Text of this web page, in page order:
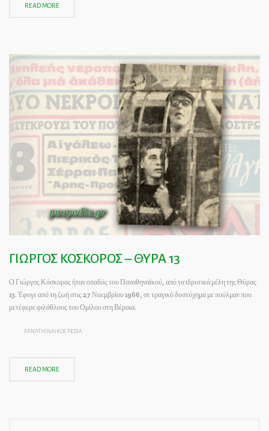
READ MORE
ΓΙΩΡΓΟΣ ΚΟΣΚΟΡΟΣ – ΘΥΡΑ 13
Ο Γιώργος Κόσκορος ήταν οπαδός του Παναθηναϊκού, από τα ιδρυτικά μέλη της Θύρας
13. Έφυγε από τη ζωή στις 27 Νοεμβρίου 1966, σε τραγικό δυστύχημα με πούλμαν που
μετέφερε φιλάθλους του Ομίλου στη Βέροια.
PANATHINAIKOS PEDIA
READ MORE